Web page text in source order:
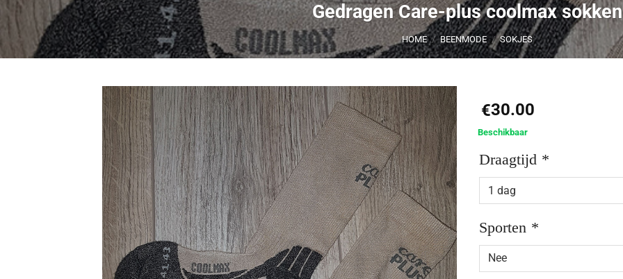
Gedragen Care-plus coolmax sokken
HOME / BEENMODE / SOKJES
Aan
verlanglijst
toevoegen
€30.00
Beschikbaar
Draagtijd *
Sporten *